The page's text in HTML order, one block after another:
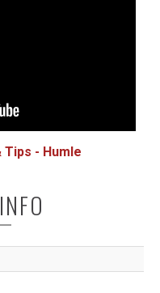
Tips - Humle